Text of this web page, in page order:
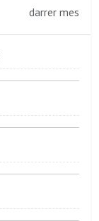
darrer mes